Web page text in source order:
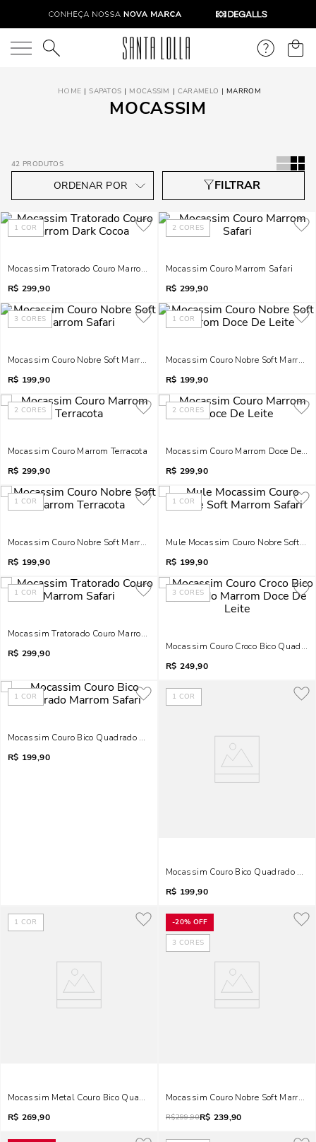
O que você está procurando?
SAPATOS MOCASSIM CARAMELO MARROM
MOCASSIM
42 PRODUTOS
1 COR
Mocassim Tratorado Couro Marrom Dark Cocoa
R$ 299,90
2 CORES
Mocassim Couro Marrom Safari
R$ 299,90
3 CORES
Mocassim Couro Nobre Soft Marrom Safari
R$ 199,90
1 COR
Mocassim Couro Nobre Soft Marrom
R$ 199,90
2 CORES
Mocassim Couro Marrom Terracota
R$ 299,90
2 CORES
Mocassim Couro Marrom Doce De
R$ 299,90
1 COR
Mocassim Couro Nobre Soft Marrom Terracota
R$ 199,90
1 COR
Mule Mocassim Couro Nobre Soft
R$ 199,90
1 COR
Mocassim Tratorado Couro Marrom Safari
R$ 299,90
3 CORES
Mocassim Couro Croco Bico
R$ 249,90
1 COR
Mocassim Couro Bico Quadrado Marrom Safari
R$ 199,90
1 COR
Mocassim Couro Bico Quadrado
R$ 199,90
1 COR
Mocassim Metal Couro Bico Quadrado Marrom Doce De Leite
R$ 269,90
-20% OFF
3 CORES
Mocassim Couro Nobre Soft Marrom
R$299,90R$ 239,90